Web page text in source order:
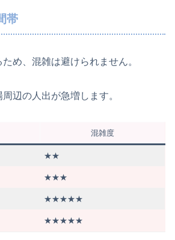
帯
ため、混雑は避けられません。
辺の人出が急増します。
混雑度
★★
★★★
★★★★★
★★★★★